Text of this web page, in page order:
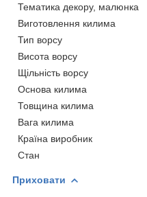
Тематика декору, малюнка
Виготовлення килима
Тип ворсу
Висота ворсу
Щільність ворсу
Основа килима
Товщина килима
Вага килима
Країна виробник
Стан
Приховати